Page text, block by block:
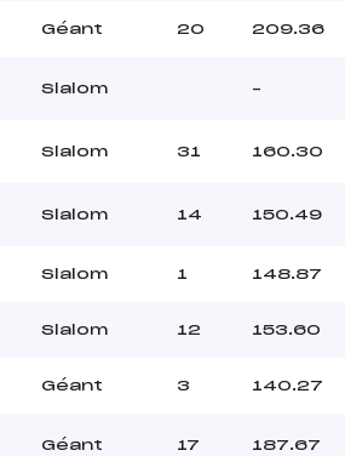
Géant 20 209.36
Slalom –
Slalom 31 160.30
Slalom 14 150.49
Slalom 1 148.87
Slalom 12 153.60
Géant 3 140.27
Géant 17 187.67